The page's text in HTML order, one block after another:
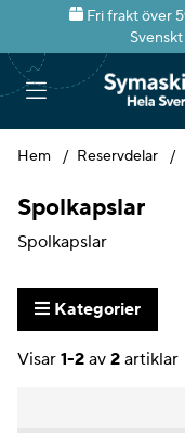
Fri frakt över
Hem Reservdelar
Spolkapslar
Spolkapslar
Kategorier
Visar 1-2 av 2 artiklar